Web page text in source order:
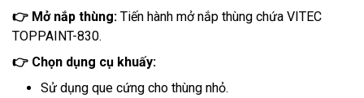
👉 Mở nắp thùng: Tiến hành mở nắp thùng chứa VITEC
TOPPAINT-830.
👉 Chọn dụng cụ khuấy:
Sử dụng que cứng cho thùng nhỏ.